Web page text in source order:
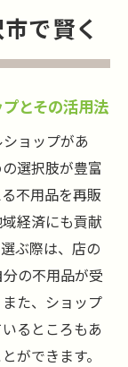
法律とよく
な書類
ついて
き環境への
最新情報の
で賢く
とその活用法
ョップがあ
選択肢が豊富
不用品を再販
経済にも貢献
ぶ際は、店の
の不用品が受
た、ショップ
るところもあ
ができます。